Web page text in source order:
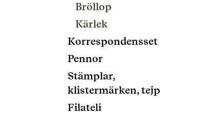
Bröllop
Kärlek
Korrespondensset
Pennor
Stämplar,
klistermärken, tejp
Filateli